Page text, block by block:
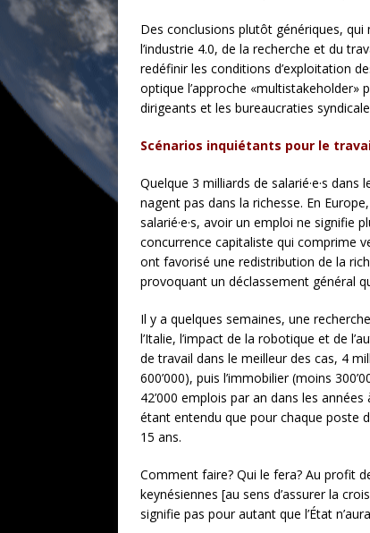
Des conclusions plutôt génériques,
l’industrie 4.0, de la recherche et du
redéfinir les conditions d’exploitation
optique l’approche «multistakeholder»
dirigeants et les bureaucraties
Scénarios inquiétants pour le
Quelque 3 milliards de salarié·e·s
nagent pas dans la richesse. En
salarié·e·s, avoir un emploi ne signifie
concurrence capitaliste qui comprime
ont favorisé une redistribution de la
provoquant un déclassement général
Il y a quelques semaines, une
l’Italie, l’impact de la robotique et de
de travail dans le meilleur des cas, 4
600’000), puis l’immobilier (moins
42’000 emplois par an dans les
étant entendu que pour chaque poste
15 ans.
Comment faire? Qui le fera? Au profit
keynésiennes [au sens d’assurer la
signifie pas pour autant que l’État